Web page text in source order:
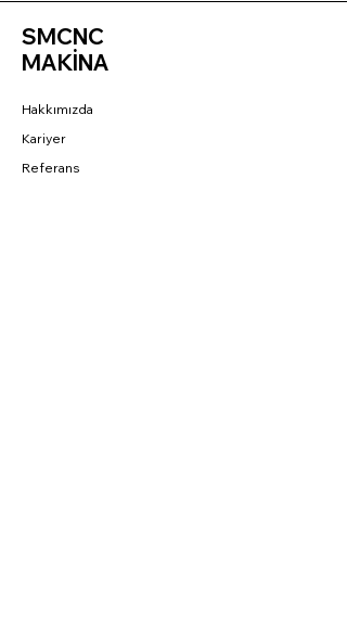
SMCNC
MAKİNA
Hakkımızda
Kariyer
Referans